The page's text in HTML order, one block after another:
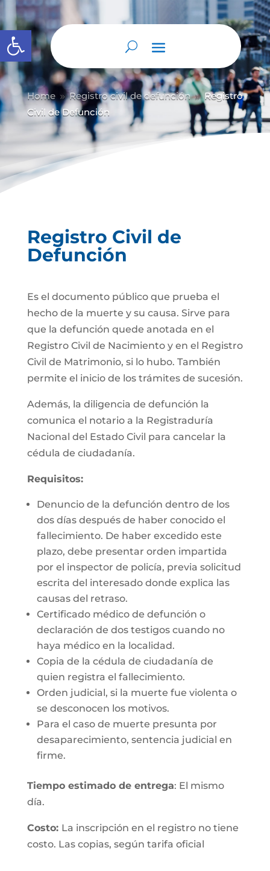
Abrir barra de herramientas
Home 9 Registro civil de defunción 9 Registro
Civil de Defunción
Registro Civil de
Defunción
Es el documento público que prueba el
hecho de la muerte y su causa. Sirve para
que la defunción quede anotada en el
Registro Civil de Nacimiento y en el Registro
Civil de Matrimonio, si lo hubo. También
permite el inicio de los trámites de sucesión.
Además, la diligencia de defunción la
comunica el notario a la Registraduría
Nacional del Estado Civil para cancelar la
cédula de ciudadanía.
Requisitos:
Denuncio de la defunción dentro de los
dos días después de haber conocido el
fallecimiento. De haber excedido este
plazo, debe presentar orden impartida
por el inspector de policía, previa solicitud
escrita del interesado donde explica las
causas del retraso.
Certificado médico de defunción o
declaración de dos testigos cuando no
haya médico en la localidad.
Copia de la cédula de ciudadanía de
quien registra el fallecimiento.
Orden judicial, si la muerte fue violenta o
se desconocen los motivos.
Para el caso de muerte presunta por
desaparecimiento, sentencia judicial en
firme.
Tiempo estimado de entrega: El mismo
día.
Costo: La inscripción en el registro no tiene
costo. Las copias, según tarifa oficial